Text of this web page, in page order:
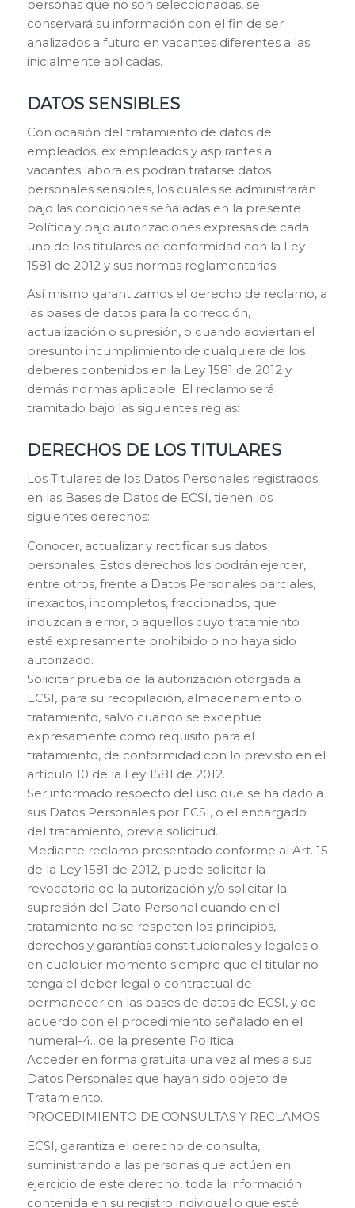
personas que no son seleccionadas, se
conservará su información con el fin de ser
analizados a futuro en vacantes diferentes a las
inicialmente aplicadas.
DATOS SENSIBLES
Con ocasión del tratamiento de datos de
empleados, ex empleados y aspirantes a
vacantes laborales podrán tratarse datos
personales sensibles, los cuales se administrarán
bajo las condiciones señaladas en la presente
Política y bajo autorizaciones expresas de cada
uno de los titulares de conformidad con la Ley
1581 de 2012 y sus normas reglamentarias.
Así mismo garantizamos el derecho de reclamo, a
las bases de datos para la corrección,
actualización o supresión, o cuando adviertan el
presunto incumplimiento de cualquiera de los
deberes contenidos en la Ley 1581 de 2012 y
demás normas aplicable. El reclamo será
tramitado bajo las siguientes reglas:
DERECHOS DE LOS TITULARES
Los Titulares de los Datos Personales registrados
en las Bases de Datos de ECSI, tienen los
siguientes derechos:
Conocer, actualizar y rectificar sus datos
personales. Estos derechos los podrán ejercer,
entre otros, frente a Datos Personales parciales,
inexactos, incompletos, fraccionados, que
induzcan a error, o aquellos cuyo tratamiento
esté expresamente prohibido o no haya sido
autorizado.
Solicitar prueba de la autorización otorgada a
ECSI, para su recopilación, almacenamiento o
tratamiento, salvo cuando se exceptúe
expresamente como requisito para el
tratamiento, de conformidad con lo previsto en el
artículo 10 de la Ley 1581 de 2012.
Ser informado respecto del uso que se ha dado a
sus Datos Personales por ECSI, o el encargado
del tratamiento, previa solicitud.
Mediante reclamo presentado conforme al Art. 15
de la Ley 1581 de 2012, puede solicitar la
revocatoria de la autorización y/o solicitar la
supresión del Dato Personal cuando en el
tratamiento no se respeten los principios,
derechos y garantías constitucionales y legales o
en cualquier momento siempre que el titular no
tenga el deber legal o contractual de
permanecer en las bases de datos de ECSI, y de
acuerdo con el procedimiento señalado en el
numeral-4., de la presente Política.
Acceder en forma gratuita una vez al mes a sus
Datos Personales que hayan sido objeto de
Tratamiento.
PROCEDIMIENTO DE CONSULTAS Y RECLAMOS
ECSI, garantiza el derecho de consulta,
suministrando a las personas que actúen en
ejercicio de este derecho, toda la información
contenida en su registro individual o que esté